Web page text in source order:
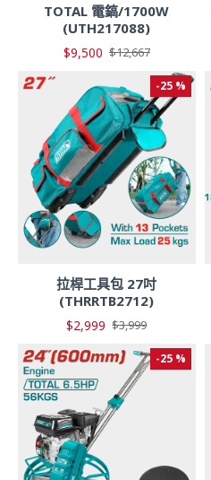
TOTAL 電鎬/1700W
(UTH217088)
$9,500 $12,667
-25 %
拉桿工具包 27吋
(THRRTB2712)
$2,999 $3,999
-25 %